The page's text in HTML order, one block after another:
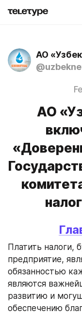
АО
АО
Платить налоги,
предприятие,
обязанностью
являются
развитию и
обеспечению